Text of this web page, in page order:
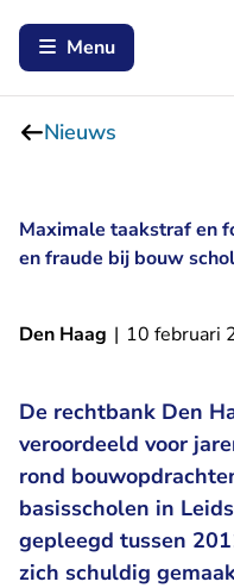
Menu
Nieuws
Maximale taakstraf en
en fraude bij bouw
Den Haag | 10 februari
De rechtbank Den
veroordeeld voor
rond
basisscholen in
gepleegd tussen
zich schuldig